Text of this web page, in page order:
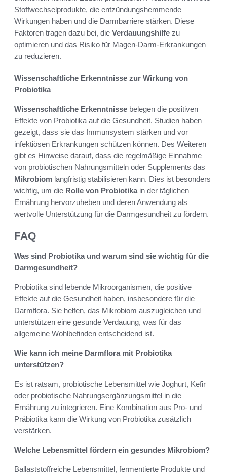
Stoffwechselprodukte, die entzündungshemmende
Wirkungen haben und die Darmbarriere stärken. Diese
Faktoren tragen dazu bei, die Verdauungshilfe zu
optimieren und das Risiko für Magen-Darm-Erkrankungen
zu reduzieren.
Wissenschaftliche Erkenntnisse zur Wirkung von
Probiotika
Wissenschaftliche Erkenntnisse belegen die positiven
Effekte von Probiotika auf die Gesundheit. Studien haben
gezeigt, dass sie das Immunsystem stärken und vor
infektiösen Erkrankungen schützen können. Des Weiteren
gibt es Hinweise darauf, dass die regelmäßige Einnahme
von probiotischen Nahrungsmitteln oder Supplements das
Mikrobiom langfristig stabilisieren kann. Dies ist besonders
wichtig, um die Rolle von Probiotikain der täglichen
Ernährung hervorzuheben und deren Anwendung als
wertvolle Unterstützung für die Darmgesundheit zu fördern.
FAQ
Was sind Probiotika und warum sind sie wichtig für die
Darmgesundheit?
Probiotika sind lebende Mikroorganismen, die positive
Effekte auf die Gesundheit haben, insbesondere für die
Darmflora. Sie helfen, das Mikrobiom auszugleichen und
unterstützen eine gesunde Verdauung, was für das
allgemeine Wohlbefinden entscheidend ist.
Wie kann ich meine Darmflora mit Probiotika
unterstützen?
Es ist ratsam, probiotische Lebensmittel wie Joghurt, Kefir
oder probiotische Nahrungsergänzungsmittel in die
Ernährung zu integrieren. Eine Kombination aus Pro- und
Präbiotika kann die Wirkung von Probiotika zusätzlich
verstärken.
Welche Lebensmittel fördern ein gesundes Mikrobiom?
Ballaststoffreiche Lebensmittel, fermentierte Produkte und